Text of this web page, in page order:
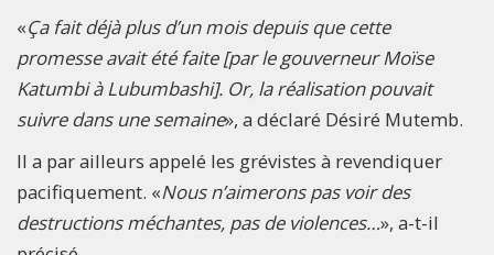
«Ça fait déjà plus d’un mois depuis que cette
promesse avait été faite [par le gouverneur Moïse
Katumbi à Lubumbashi]. Or, la réalisation pouvait
suivre dans une semaine», a déclaré Désiré Mutemb.
Il a par ailleurs appelé les grévistes à revendiquer
pacifiquement. «Nous n’aimerons pas voir des
destructions méchantes, pas de violences…», a-t-il